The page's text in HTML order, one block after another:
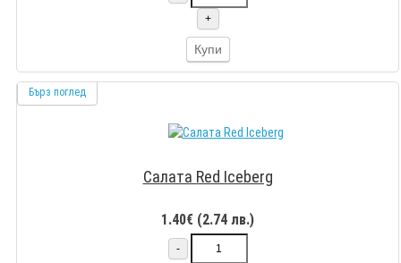
+
Купи
Бърз поглед
Салата Red Iceberg
1.40€ (2.74 лв.)
-